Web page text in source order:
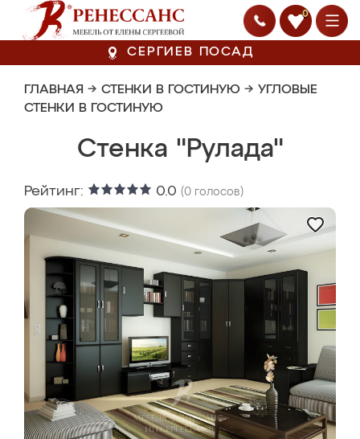
0
СЕРГИЕВ ПОСАД
ГЛАВНАЯ → СТЕНКИ В ГОСТИНУЮ → УГЛОВЫЕ
СТЕНКИ В ГОСТИНУЮ
Стенка "Рулада"
Рейтинг: 0.0 (0 голосов)